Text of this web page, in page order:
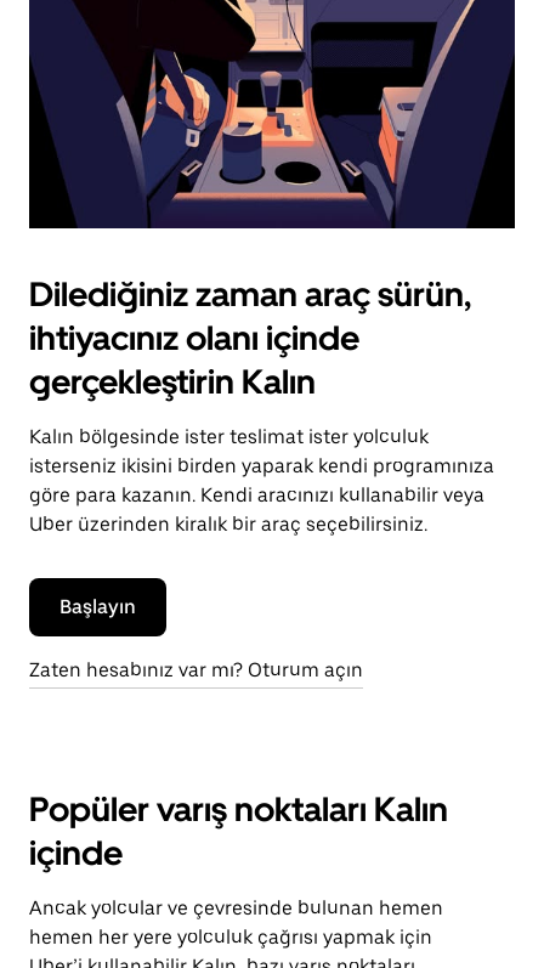
Dilediğiniz zaman araç sürün,
ihtiyacınız olanı içinde
gerçekleştirin Kalın
Kalın bölgesinde ister teslimat ister yolculuk
isterseniz ikisini birden yaparak kendi programınıza
göre para kazanın. Kendi aracınızı kullanabilir veya
Uber üzerinden kiralık bir araç seçebilirsiniz.
Başlayın
Zaten hesabınız var mı? Oturum açın
Popüler varış noktaları Kalın
içinde
Ancak yolcular ve çevresinde bulunan hemen
hemen her yere yolculuk çağrısı yapmak için